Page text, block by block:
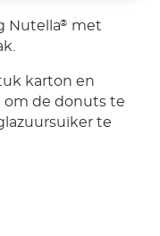
Nutella® met
karton en
om de donuts te
te